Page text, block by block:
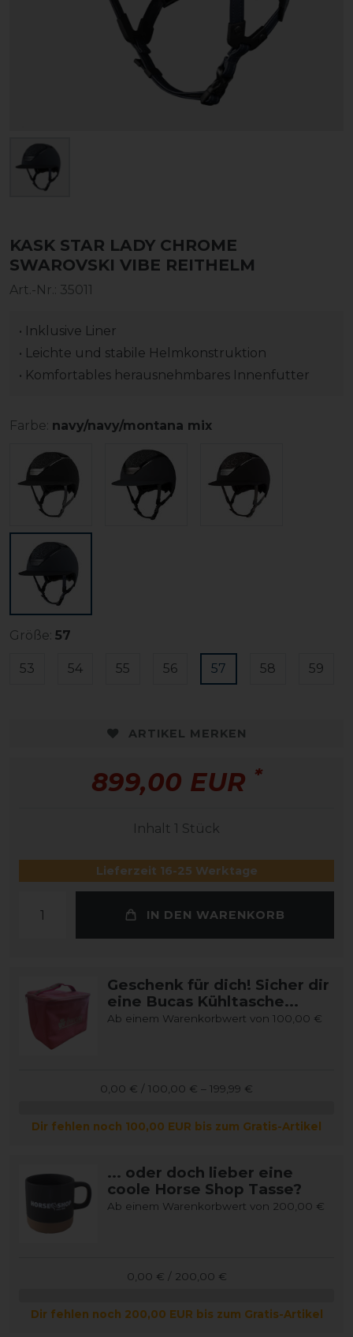
KASK STAR LADY CHROME
SWAROVSKI VIBE REITHELM
Art.-Nr.: 35011
• Inklusive Liner
• Leichte und stabile Helmkonstruktion
• Komfortables herausnehmbares Innenfutter
Farbe: navy/navy/montana mix
Größe: 57
53 54 55 56 57 58 59
ARTIKEL MERKEN
899,00 EUR *
Inhalt 1 Stück
Lieferzeit 16-25 Werktage
IN DEN WARENKORB
Geschenk für dich! Sicher dir
eine Bucas Kühltasche...
Ab einem Warenkorbwert von 100,00 €
0,00 € / 100,00 € – 199,99 €
Dir fehlen noch 100,00 EUR bis zum Gratis-Artikel
... oder doch lieber eine
coole Horse Shop Tasse?
Ab einem Warenkorbwert von 200,00 €
0,00 € / 200,00 €
Dir fehlen noch 200,00 EUR bis zum Gratis-Artikel